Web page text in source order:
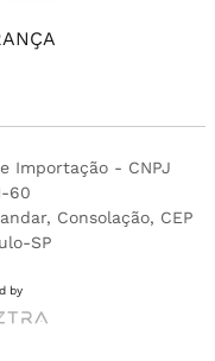
Importação - CNPJ
60
Consolação, CEP
SP
by